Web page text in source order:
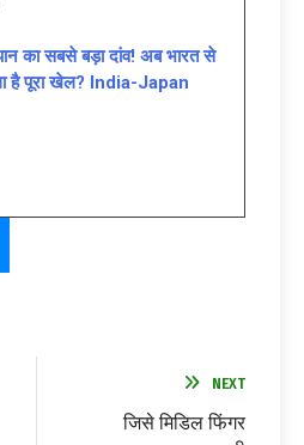
का सबसे बड़ा दांव! अब भारत से
है पूरा खेल? India-Japan
NEXT
जिसे मिडिल फिंगर